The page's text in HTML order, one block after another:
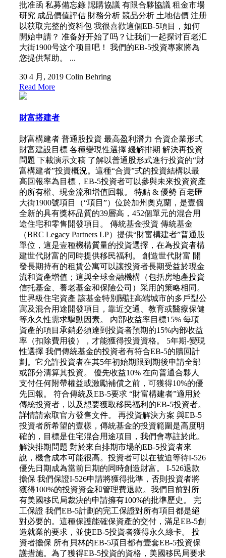
批准函 私募備忘錄 認購協議 有限合夥協議 租金市場
研究 成品價值評估 財務分析 競品分析 土地估價 注册
以获取完整的资料包 我很喜歡這個EB-5項目，如何
開始申請？ 准备好开始了吗？让我们一起探讨百老汇
大街1900号这个项目吧！ 我們的EB-5投資專家將為
您提供幫助。 ...
30 4 月, 2019 Colin Behring
Read More
財富搭建者
財富構建者 普通股投資 最高盈利潛力 合資企業形式
財富建設目標 各種變現性選擇 緩解排期 解決再投資
問題 下載演示文稿 了解以普通股形式進行投資的“財
富構建者”投資概況。這種“合資”式的投資結構以最
高回報率為目標，EB-5投資者可以參與未來投資資產
的所有權、現金流和增值回報。 特點 & 優勢 百老匯
大街1900號項目（“項目”）位於加州奧克蘭，是壹個
全新的具有獎杯品質的39層高，452個單元的混合用
途住宅和零售開發項目。 傳統基金投資 傳統基金
（BRC Legacy Partners LP）提供“財富構建者”普通股
單位，這是壹種機構質量的投資選擇，在為投資者構
建世代財富的同時提供移民福利。 創造世代財富 開
發長期持有的租賃公寓可以讓投資者長期受益於現金
流和資產增值；這與全球金融機構（包括房地產投資
信托基金、養老基金和保險公司）采用的策略相同。
世界級住宅資產 該基金特別關註高端城市的多戶型公
寓及混合用途開發項目，靠近交通、教育或醫療保健
等永久性需求驅動因素。 內部收益率目標15% 每項
資產的項目承銷必須達到投資者預期的15%內部收益
率（扣除費用後），才能獲得投資資格。 5年期-變現
性選擇 我們傳統基金的投資者有符合EB-5的贖回計
劃。它允許投資者在其5年初始期限到期後申請全部
或部分清算其投資。 優先收益10% 在向普通合夥人
支付任何附帶權益或激勵補償之前，可獲得10%的優
先回報。 符合傳統及EB-5要求 “財富構建者”適用於
傳統投資者，以及想要獲取移民福利的EB-5投資者。
詳情請索取官方發售文件。 再投資解決方案 與EB-5
投資者所希望的壹樣，傳統基金的投資範圍是高度明
確的，目標是住宅混合用途項目，我們會專註於此。
解決排期問題 對於來自排期市場的EB-5投資者來
說，機會成本可能很高。投資者可以在被迫等待I-526
優先日期成為當前日期的同時創造財富。 I-526退款
擔保 我們保證I-526申請將獲得批準，否則投資者將
獲得100%的投資資金和管理費退款。我們目前對所
有美國移民局裁決的申請擁有100%的批準歷史。 完
工保證 我們EB-5計劃的完工保證對所有項目都是絕
對必要的。這種保護能確保資產的交付，滿足EB-5創
造就業的要求，並使EB-5投資者獲得永久綠卡。 投
資者擔保 所有貝林的EB-5項目都有壹套EB-5投資保
護措施。為了獲得EB-5投資的資格，美國移民局要求